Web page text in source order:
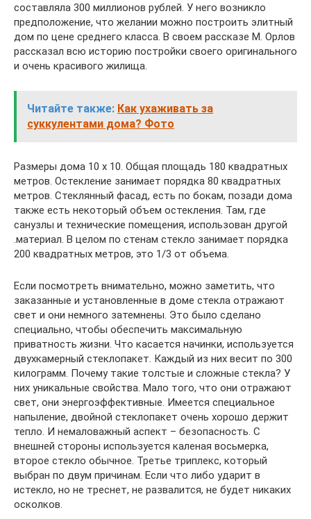
составляла 300 миллионов рублей. У него возникло
предположение, что желании можно построить элитный
дом по цене среднего класса. В своем рассказе М. Орлов
рассказал всю историю постройки своего оригинального
и очень красивого жилища.
Читайте также: Как ухаживать за
суккулентами дома? Фото
Размеры дома 10 x 10. Общая площадь 180 квадратных
метров. Остекление занимает порядка 80 квадратных
метров. Стеклянный фасад, есть по бокам, позади дома
также есть некоторый объем остекления. Там, где
санузлы и технические помещения, использован другой
.материал. В целом по стенам стекло занимает порядка
200 квадратных метров, это 1/3 от объема.
Если посмотреть внимательно, можно заметить, что
заказанные и установленные в доме стекла отражают
свет и они немного затемнены. Это было сделано
специально, чтобы обеспечить максимальную
приватность жизни. Что касается начинки, используется
двухкамерный стеклопакет. Каждый из них весит по 300
килограмм. Почему такие толстые и сложные стекла? У
них уникальные свойства. Мало того, что они отражают
свет, они энергоэффективные. Имеется специальное
напыление, двойной стеклопакет очень хорошо держит
тепло. И немаловажный аспект – безопасность. С
внешней стороны используется каленая восьмерка,
второе стекло обычное. Третье триплекс, который
выбран по двум причинам. Если что либо ударит в
истекло, но не треснет, не развалится, не будет никаких
осколков.